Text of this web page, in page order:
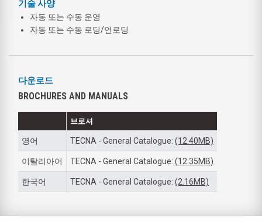
기술 사양
자동 또는 수동 운영
자동 또는 수동 로딩/언로딩
다운로드
BROCHURES AND MANUALS
브로셔
영어 TECNA - General Catalogue: (12.40MB)
이탈리아어 TECNA - General Catalogue: (12.35MB)
한국어 TECNA - General Catalogue: (2.16MB)